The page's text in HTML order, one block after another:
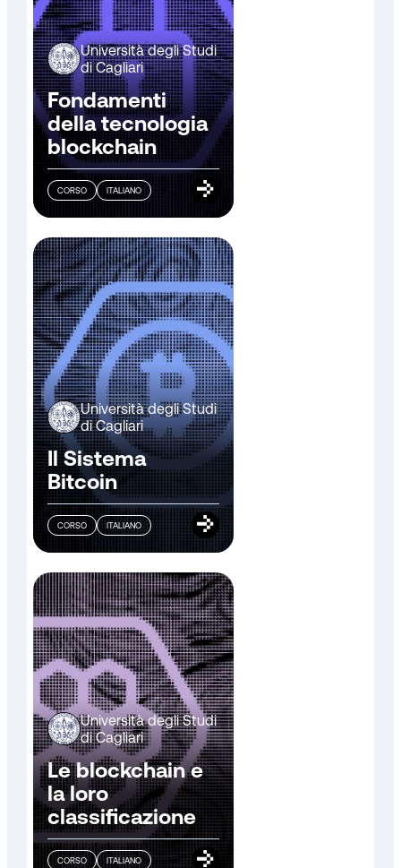
Università degli Studi
di Cagliari
Fondamenti
della tecnologia
blockchain
CORSO ITALIANO
Università degli Studi
di Cagliari
Il Sistema
Bitcoin
CORSO ITALIANO
Università degli Studi
di Cagliari
Le blockchain e
la loro
classificazione
CORSO ITALIANO